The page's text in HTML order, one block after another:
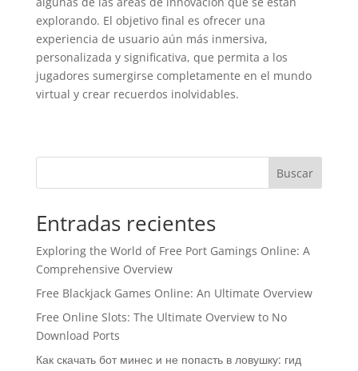
explorando. El objetivo final es ofrecer una
experiencia de usuario aún más inmersiva,
personalizada y significativa, que permita a los
jugadores sumergirse completamente en el mundo
virtual y crear recuerdos inolvidables.
Buscar
Entradas recientes
Exploring the World of Free Port Gamings Online: A
Comprehensive Overview
Free Blackjack Games Online: An Ultimate Overview
Free Online Slots: The Ultimate Overview to No
Download Ports
Как скачать бот минес и не попасть в ловушку: гид